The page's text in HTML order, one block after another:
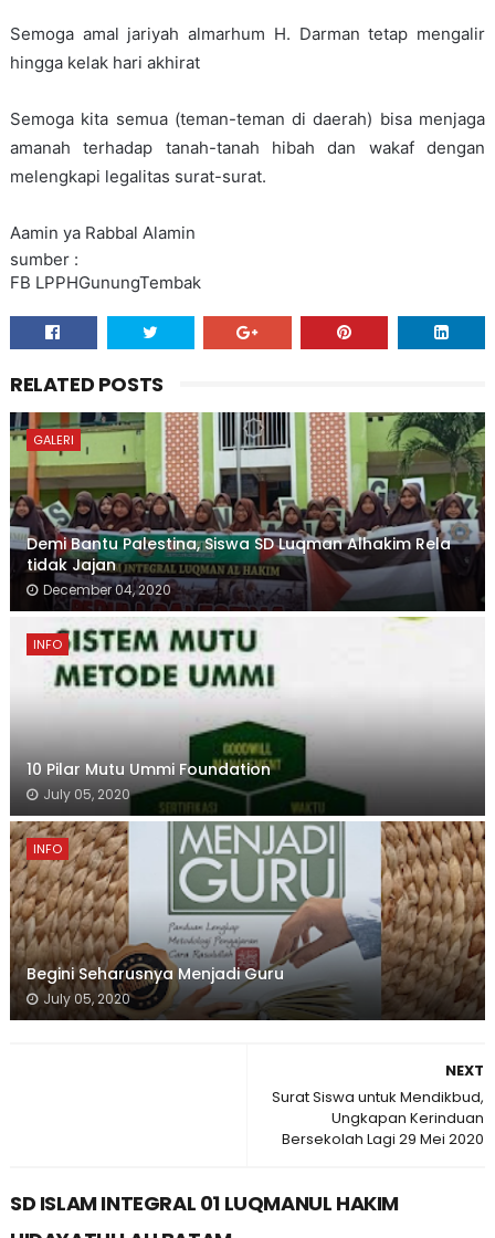
Semoga amal jariyah almarhum H. Darman tetap mengalir
hingga kelak hari akhirat
Semoga kita semua (teman-teman di daerah) bisa menjaga
amanah terhadap tanah-tanah hibah dan wakaf dengan
melengkapi legalitas surat-surat.
Aamin ya Rabbal Alamin
sumber :
FB LPPHGunungTembak
RELATED POSTS
GALERI
Demi Bantu Palestina, Siswa SD Luqman Alhakim Rela
tidak Jajan
December 04, 2020
INFO
10 Pilar Mutu Ummi Foundation
July 05, 2020
INFO
Begini Seharusnya Menjadi Guru
July 05, 2020
NEXT
Surat Siswa untuk Mendikbud,
Ungkapan Kerinduan
Bersekolah Lagi 29 Mei 2020
SD ISLAM INTEGRAL 01 LUQMANUL HAKIM